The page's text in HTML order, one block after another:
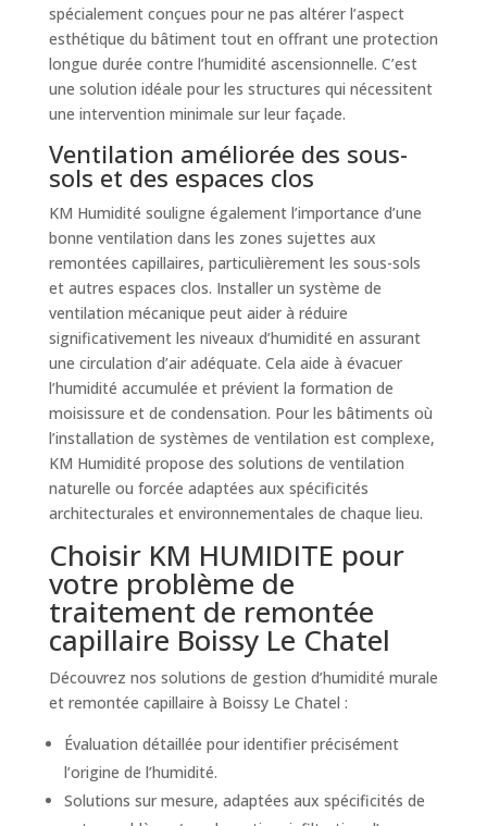
spécialement conçues pour ne pas altérer l’aspect
esthétique du bâtiment tout en offrant une protection
longue durée contre l’humidité ascensionnelle. C’est
une solution idéale pour les structures qui nécessitent
une intervention minimale sur leur façade.
Ventilation améliorée des sous-
sols et des espaces clos
KM Humidité souligne également l’importance d’une
bonne ventilation dans les zones sujettes aux
remontées capillaires, particulièrement les sous-sols
et autres espaces clos. Installer un système de
ventilation mécanique peut aider à réduire
significativement les niveaux d’humidité en assurant
une circulation d’air adéquate. Cela aide à évacuer
l’humidité accumulée et prévient la formation de
moisissure et de condensation. Pour les bâtiments où
l’installation de systèmes de ventilation est complexe,
KM Humidité propose des solutions de ventilation
naturelle ou forcée adaptées aux spécificités
architecturales et environnementales de chaque lieu.
Choisir KM HUMIDITE pour
votre problème de
traitement de remontée
capillaire Boissy Le Chatel
Découvrez nos solutions de gestion d’humidité murale
et remontée capillaire à Boissy Le Chatel :
Évaluation détaillée pour identifier précisément
l’origine de l’humidité.
Solutions sur mesure, adaptées aux spécificités de